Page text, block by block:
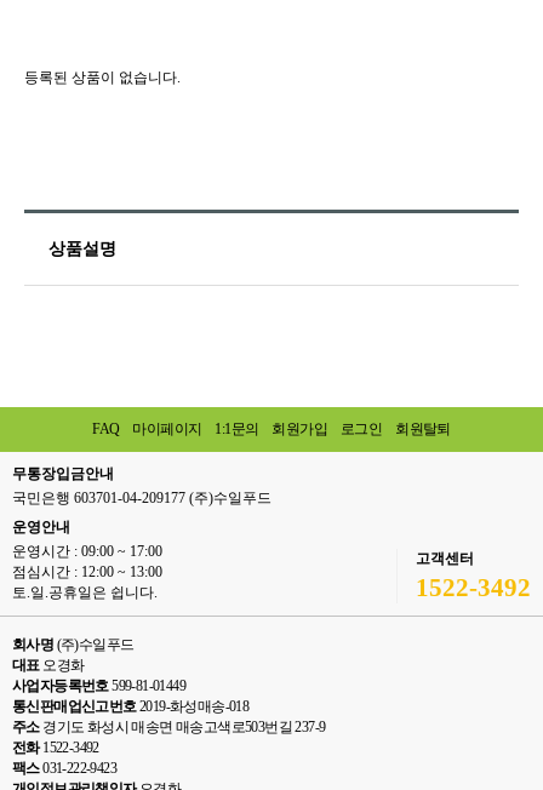
등록된 상품이 없습니다.
상품설명
FAQ 마이페이지 1:1문의 회원가입 로그인 회원탈퇴
무통장입금안내
국민은행 603701-04-209177 (주)수일푸드
운영안내
운영시간 : 09:00 ~ 17:00
점심시간 : 12:00 ~ 13:00
토.일.공휴일은 쉽니다.
고객센터
1522-3492
회사명 (주)수일푸드
대표오경화
사업자등록번호599-81-01449
통신판매업신고번호2019-화성매송-018
주소경기도 화성시 매송면 매송고색로503번길 237-9
전화1522-3492
팩스031-222-9423